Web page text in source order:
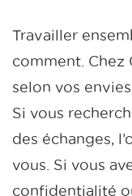
Travailler
comment. Chez
selon vos
Si vous
des échanges,
vous. Si vous
confidentialité